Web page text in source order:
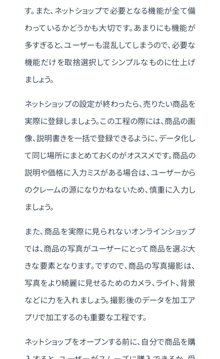
す。また、ネットショップで必要となる機能が全て備
わっているかどうかも大切です。あまりにも機能が
多すぎると、ユーザーも混乱してしまうので、必要な
機能だけを取捨選択してシンプルなものに仕上げ
ましょう。
ネットショップの設定が終わったら、売りたい商品を
実際に登録しましょう。この工程の際には、商品の画
像、説明書きを一括で登録できるように、データ化し
て同じ場所にまとめておくのがオススメです。商品の
説明や価格に入力ミスがある場合は、ユーザーから
のクレームの源になりかねないため、慎重に入力し
ましょう。
また、商品を実際に見られないオンラインショップ
では、商品の写真がユーザーにとって商品を選ぶ大
きな要素となります。ですので、商品の写真撮影は、
写真をより綺麗に見せるためのカメラ、ライト、背景
などに力を入れましょう。撮影後のデータを加工ア
プリで加工するのも重要な工程です。
ネットショップをオープンする前に、自分で商品を購